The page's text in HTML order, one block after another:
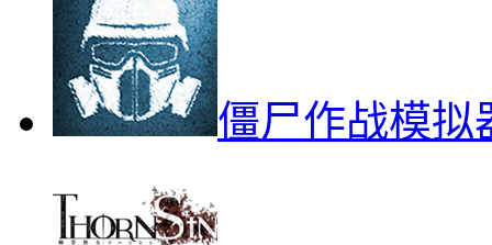
僵尸作战模拟